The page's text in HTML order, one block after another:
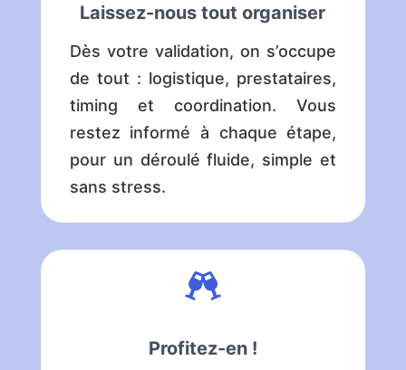
Laissez-nous tout organiser
Dès votre validation, on s’occupe
de tout : logistique, prestataires,
timing et coordination. Vous
restez informé à chaque étape,
pour un déroulé fluide, simple et
sans stress.

Profitez-en !